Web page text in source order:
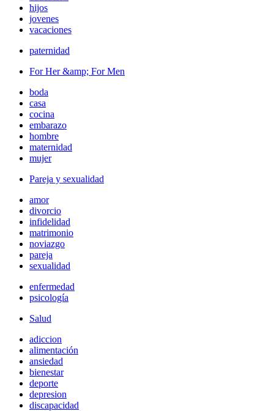
hijos
jovenes
vacaciones
paternidad
For Her &amp; For Men
boda
casa
cocina
embarazo
hombre
maternidad
mujer
Pareja y sexualidad
amor
divorcio
infidelidad
matrimonio
noviazgo
pareja
sexualidad
enfermedad
psicología
Salud
adiccion
alimentación
ansiedad
bienestar
deporte
depresion
discapacidad